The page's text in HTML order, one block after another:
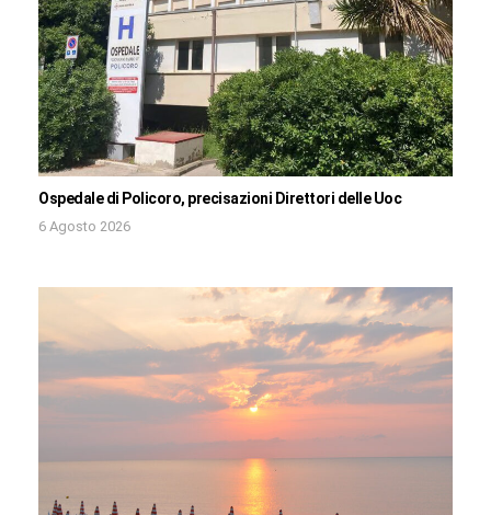
Ospedale di Policoro, precisazioni Direttori delle Uoc
6 Agosto 2026